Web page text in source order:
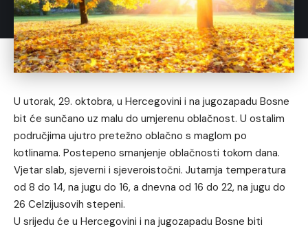
U utorak, 29. oktobra, u Hercegovini i na jugozapadu Bosne
bit će sunčano uz malu do umjerenu oblačnost. U ostalim
područjima ujutro pretežno oblačno s maglom po
kotlinama. Postepeno smanjenje oblačnosti tokom dana.
Vjetar slab, sjeverni i sjeveroistočni. Jutarnja temperatura
od 8 do 14, na jugu do 16, a dnevna od 16 do 22, na jugu do
26 Celzijusovih stepeni.
U srijedu će u Hercegovini i na jugozapadu Bosne biti